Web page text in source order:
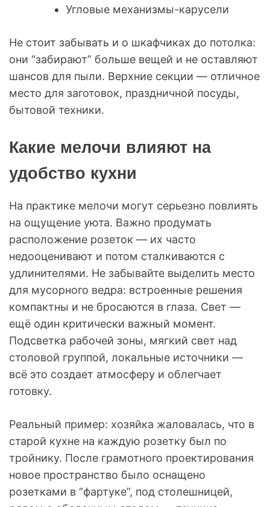
Угловые механизмы-карусели
Не стоит забывать и о шкафчиках до потолка:
они “забирают” больше вещей и не оставляют
шансов для пыли. Верхние секции — отличное
место для заготовок, праздничной посуды,
бытовой техники.
Какие мелочи влияют на
удобство кухни
На практике мелочи могут серьезно повлиять
на ощущение уюта. Важно продумать
расположение розеток — их часто
недооценивают и потом сталкиваются с
удлинителями. Не забывайте выделить место
для мусорного ведра: встроенные решения
компактны и не бросаются в глаза. Свет —
ещё один критически важный момент.
Подсветка рабочей зоны, мягкий свет над
столовой группой, локальные источники —
всё это создает атмосферу и облегчает
готовку.
Реальный пример: хозяйка жаловалась, что в
старой кухне на каждую розетку был по
тройнику. После грамотного проектирования
новое пространство было оснащено
розетками в “фартуке”, под столешницей,